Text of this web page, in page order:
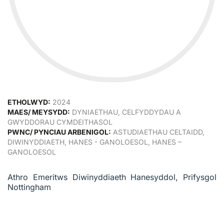
ETHOLWYD: 2024
MAES/ MEYSYDD: DYNIAETHAU, CELFYDDYDAU A
GWYDDORAU CYMDEITHASOL
PWNC/ PYNCIAU ARBENIGOL: ASTUDIAETHAU CELTAIDD,
DIWINYDDIAETH, HANES - GANOLOESOL, HANES –
GANOLOESOL
Athro Emeritws Diwinyddiaeth Hanesyddol, Prifysgol
Nottingham